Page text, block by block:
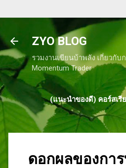
ZYO BLOG
รวมงานเขียนบ้าพลัง เกี่ยวกับ
Momentum Trader
(แนะนำของดี) คอร์สเรี
ดอกผลของกา